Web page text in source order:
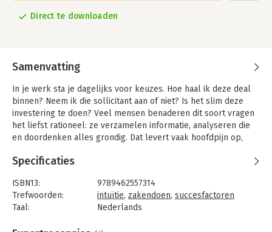
Direct te downloaden
Samenvatting
In je werk sta je dagelijks voor keuzes. Hoe haal ik deze deal
binnen? Neem ik die sollicitant aan of niet? Is het slim deze
investering te doen? Veel mensen benaderen dit soort vragen
het liefst rationeel: ze verzamelen informatie, analyseren die
en doordenken alles grondig. Dat levert vaak hoofdpijn op,
gebeuren als je wat vaker zou luisteren naar je gevoel?
Marcel Adriaanse vertrouwt al jaren op de kracht van intuïtie.
Aan de hand van zijn intuïtiemodel laat hij in dit boek zien hoe
intuïtie je zakelijk verder brengt.
De eerste drie pijlers van het model – autonomie, analyse en
Specificaties
ISBN13:
9789462557314
Trefwoorden:
intuïtie, zakendoen, succesfactoren
Taal:
Nederlands